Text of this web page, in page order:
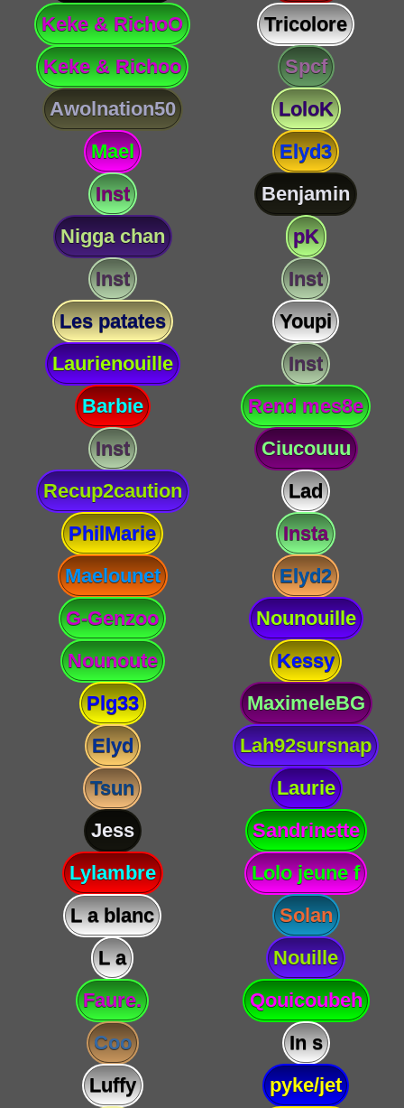
Keke & RichoO
Tricolore
Keke & Richoo
Spcf
Awolnation50
LoloK
Mael
Elyd3
Inst
Benjamin
Nigga chan
pK
Inst
Inst
Les patates
Youpi
Laurienouille
Inst
Barbie
Rend mes8e
Inst
Ciucouuu
Recup2caution
Lad
PhilMarie
Insta
Maelounet
Elyd2
G-Genzoo
Nounouille
Nounoute
Kessy
Plg33
MaximeleBG
Elyd
Lah92sursnap
Tsun
Laurie
Jess
Sandrinette
Lylambre
Lolo jeune f
L a blanc
Solan
L a
Nouille
Faure.
Qouicoubeh
Coo
In s
Luffy
pyke/jet